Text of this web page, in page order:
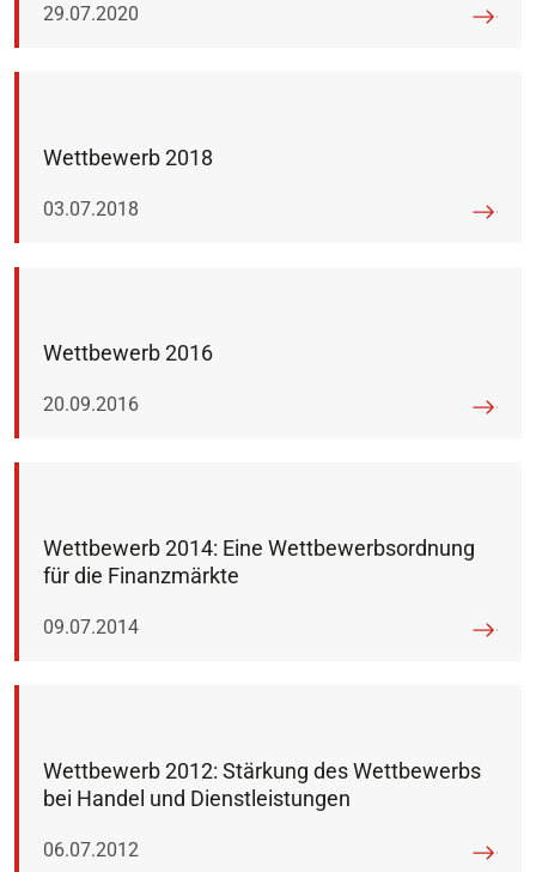
Veröffentlicht am:
29.07.2020
Wettbewerb 2018
Veröffentlicht am:
03.07.2018
Wettbewerb 2016
Veröffentlicht am:
20.09.2016
Wettbewerb 2014: Eine Wettbewerbsordnung
für die Finanzmärkte
Veröffentlicht am:
09.07.2014
Wettbewerb 2012: Stärkung des Wettbewerbs
bei Handel und Dienstleistungen
Veröffentlicht am:
06.07.2012